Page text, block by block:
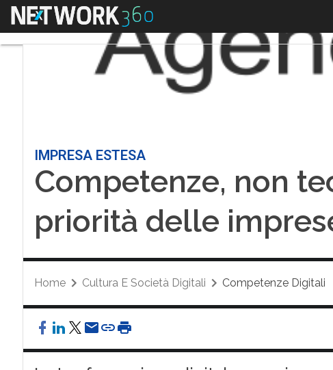
Menu
IMPRESA ESTESA
Competenze, non
priorità delle
Home Cultura E Società Digitali Competenze Digitali